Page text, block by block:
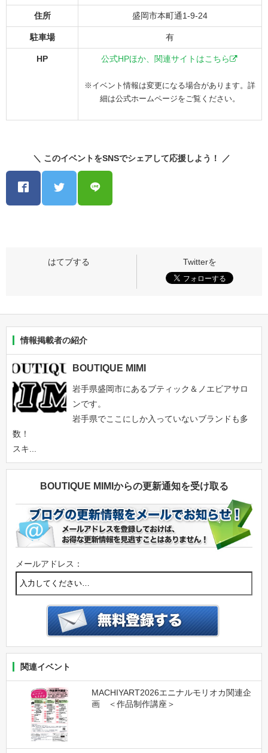
住所 盛岡市本町通1-9-24
駐車場 有
HP 公式HPほか、関連サイトはこちら
※イベント情報は変更になる場合があります。詳
細は公式ホームページをご覧ください。
＼ このイベントをSNSでシェアして応援しよう！ ／
情報掲載者の紹介
BOUTIQUE MIMI
岩手県盛岡市にあるブティック＆ノエビアサロ
ンです。
岩手県でここにしか入っていないブランドも多
数！
スキ...
BOUTIQUE MIMIからの更新通知を受け取る
メールアドレス：
関連イベント
MACHIYART2026エニナルモリオカ関連企
画 ＜作品制作講座＞